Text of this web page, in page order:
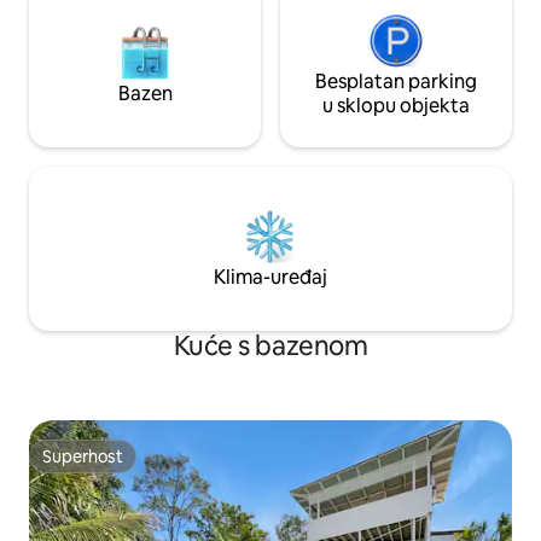
Bazen
Besplatan parking
u sklopu objekta
Klima-uređaj
Kuće s bazenom
Superhost
Superhost